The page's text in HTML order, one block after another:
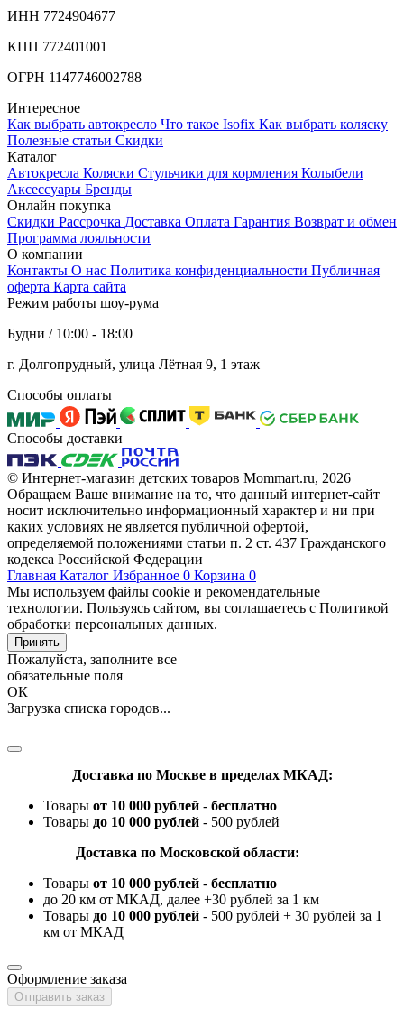
ИНН 7724904677
КПП 772401001
ОГРН 1147746002788
Интересное
Как выбрать автокресло Что такое Isofix Как выбрать коляску
Полезные статьи Cкидки
Каталог
Автокресла Коляски Стульчики для кормления Колыбели
Аксессуары Бренды
Онлайн покупка
Скидки Рассрочка Доставка Оплата Гарантия Возврат и обмен
Программа лояльности
О компании
Контакты О нас Политика конфиденциальности Публичная
оферта Карта сайта
Режим работы шоу-рума
Будни / 10:00 - 18:00
г. Долгопрудный, улица Лётная 9, 1 этаж
Способы оплаты
Способы доставки
© Интернет-магазин детских товаров Mommart.ru, 2026
Обращаем Ваше внимание на то, что данный интернет-сайт
носит исключительно информационный характер и ни при
каких условиях не является публичной офертой,
определяемой положениями статьи п. 2 ст. 437 Гражданского
кодекса Российской Федерации
Главная Каталог Избранное 0 Корзина 0
Мы используем файлы cookie и рекомендательные
технологии. Пользуясь сайтом, вы соглашаетесь с Политикой
обработки персональных данных.
Принять
Пожалуйста, заполните все
обязательные поля
ОК
Загрузка списка городов...
Доставка по Москве в пределах МКАД:
Товары от 10 000 рублей - бесплатно
Товары до 10 000 рублей - 500 рублей
Доставка по Московской области:
Товары от 10 000 рублей - бесплатно
до 20 км от МКАД, далее +30 рублей за 1 км
Товары до 10 000 рублей - 500 рублей + 30 рублей за 1
км от МКАД
Оформление заказа
Отправить заказ